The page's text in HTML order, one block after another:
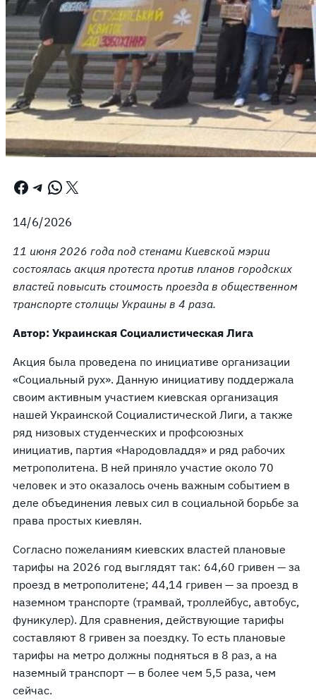
Facebook Telegram WhatsApp X
14/6/2026
11 июня 2026 года под стенами Киевской мэрии
состоялась акция протеста против планов городских
властей повысить стоимость проезда в общественном
транспорте столицы Украины в 4 раза.
Автор: Украинская Социалистическая Лига
Акция была проведена по инициативе организации
«Социальный рух». Данную инициативу поддержала
своим активным участием киевская организация
нашей Украинской Социалистической Лиги, а также
ряд низовых студенческих и профсоюзных
инициатив, партия «Народовладдя» и ряд рабочих
метрополитена. В ней приняло участие около 70
человек и это оказалось очень важным событием в
деле объединения левых сил в социальной борьбе за
права простых киевлян.
Согласно пожеланиям киевских властей плановые
тарифы на 2026 год выглядят так: 64,60 гривен — за
проезд в метрополитене; 44,14 гривен — за проезд в
наземном транспорте (трамвай, троллейбус, автобус,
фуникулер). Для сравнения, действующие тарифы
составляют 8 гривен за поездку. То есть плановые
тарифы на метро должны подняться в 8 раз, а на
наземный транспорт — в более чем 5,5 раза, чем
сейчас.